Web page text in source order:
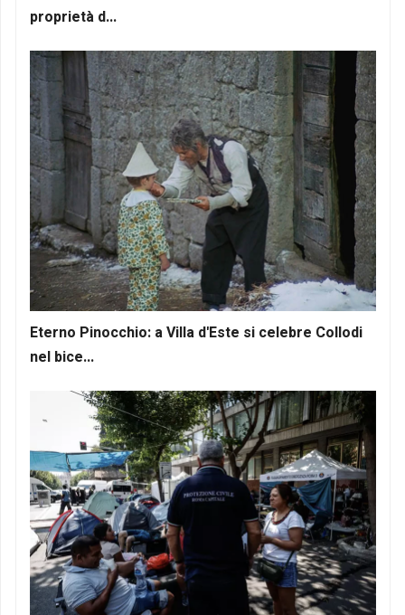
proprietà d...
Eterno Pinocchio: a Villa d'Este si celebre Collodi
nel bice...